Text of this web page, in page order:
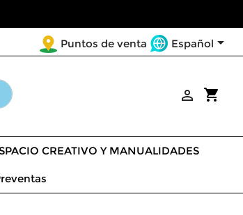
Puntos de venta Español
shopping_cart

CREATIVO Y MANUALIDADES